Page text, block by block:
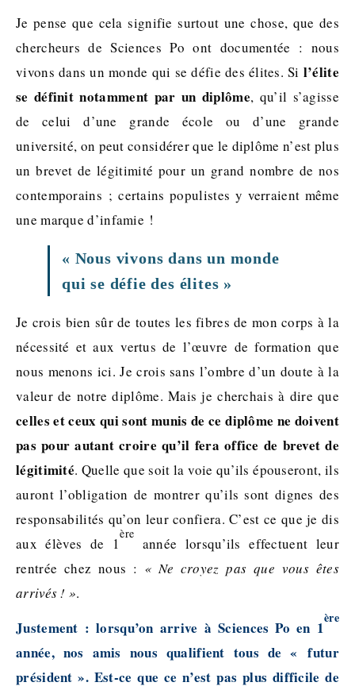
Je pense que cela signifie surtout une chose, que des
chercheurs de Sciences Po ont documentée : nous
vivons dans un monde qui se défie des élites. Si l’élite
se définit notamment par un diplôme, qu’il s’agisse
de celui d’une grande école ou d’une grande
université, on peut considérer que le diplôme n’est plus
un brevet de légitimité pour un grand nombre de nos
contemporains ; certains populistes y verraient même
une marque d’infamie !
« Nous vivons dans un monde
qui se défie des élites »
Je crois bien sûr de toutes les fibres de mon corps à la
nécessité et aux vertus de l’œuvre de formation que
nous menons ici. Je crois sans l’ombre d’un doute à la
valeur de notre diplôme. Mais je cherchais à dire que
celles et ceux qui sont munis de ce diplôme ne doivent
pas pour autant croire qu’il fera office de brevet de
légitimité. Quelle que soit la voie qu’ils épouseront, ils
auront l’obligation de montrer qu’ils sont dignes des
responsabilités qu’on leur confiera. C’est ce que je dis
aux élèves de 1
ère
année lorsqu’ils effectuent leur
rentrée chez nous : « Ne croyez pas que vous êtes
arrivés ! ».
Justement : lorsqu’on arrive à Sciences Po en 1
ère
année, nos amis nous qualifient tous de « futur
président ». Est-ce que ce n’est pas plus difficile de